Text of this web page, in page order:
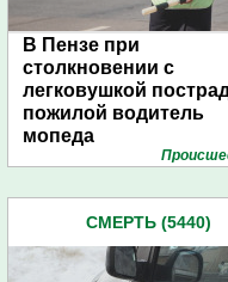
В Пензе при
столкновении с
легковушкой
пожилой водитель
мопеда
СМЕРТЬ (5440)